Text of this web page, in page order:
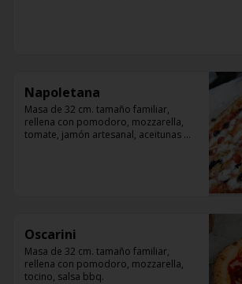
Napoletana
Masa de 32 cm. tamaño familiar,
rellena con pomodoro, mozzarella,
tomate, jamón artesanal, aceitunas
Oscarini
Masa de 32 cm. tamaño familiar,
rellena con pomodoro, mozzarella,
tocino, salsa bbq.